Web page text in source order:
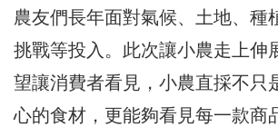
農友們長年面對氣候、土地、種
挑戰等投入。此次讓小農走上伸
望讓消費者看見，小農直採不只
心的食材，更能夠看見每一款商